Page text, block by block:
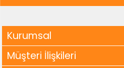
Kurumsal
Müşteri İlişkileri